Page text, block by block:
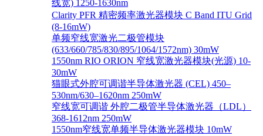
线宽) 1250-1630nm
Clarity PFR 精密频率激光器模块 C Band ITU Grid
(8-16mW)
单频窄线宽激光二极管模块
(633/660/785/830/895/1064/1572nm) 30mW
1550nm RIO ORION 窄线宽激光器模块(光源) 10-
30mW
猫眼式外腔可调谐半导体激光器 (CEL) 450–
530nm/630–1620nm 250mW
窄线宽可调谐 外腔二极管半导体激光器（LDL）
368-1612nm 250mW
1550nm窄线宽单频半导体激光器模块 10mW